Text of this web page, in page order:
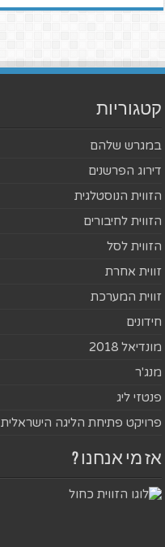
קטגוריות
במגרש שלהם
דירוג הפרשנים
הזווית הנוסטלגית
הזווית לחיבורים
הזווית לסל
זווית אחרת
זווית המערכת
חידונים
מונדיאל 2018
מנג'ר
פנטזי ליג
פרויקט פתיחת הליגה הישראלית
אז מי אנחנו ?